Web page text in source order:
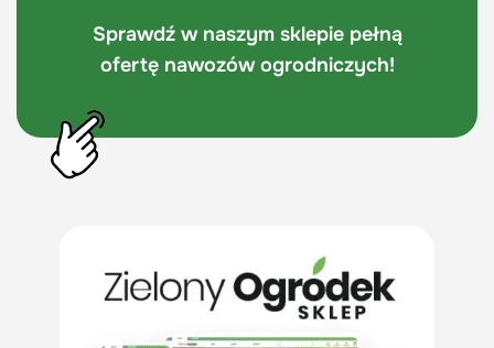
Sprawdź w naszym sklepie pełną
ofertę nawozów ogrodniczych!